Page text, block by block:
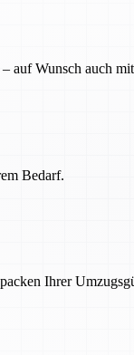
auf Wunsch auch
Bedarf.
Ihrer